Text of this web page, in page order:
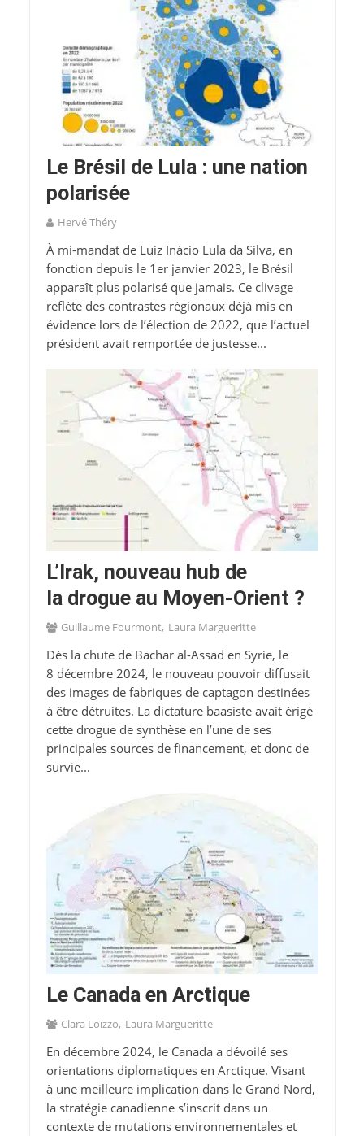
Le Brésil de Lula : une nation
polarisée
Hervé Théry
À mi-mandat de Luiz Inácio Lula da Silva, en
fonction depuis le 1er janvier 2023, le Brésil
apparaît plus polarisé que jamais. Ce clivage
reflète des contrastes régionaux déjà mis en
évidence lors de l’élection de 2022, que l’actuel
président avait remportée de justesse...
L’Irak, nouveau hub de
la drogue au Moyen-Orient ?
Guillaume Fourmont Laura Margueritte
Dès la chute de Bachar al-Assad en Syrie, le
8 décembre 2024, le nouveau pouvoir diffusait
des images de fabriques de captagon destinées
à être détruites. La dictature baasiste avait érigé
cette drogue de synthèse en l’une de ses
principales sources de financement, et donc de
survie...
Le Canada en Arctique
Clara Loïzzo Laura Margueritte
En décembre 2024, le Canada a dévoilé ses
orientations diplomatiques en Arctique. Visant
à une meilleure implication dans le Grand Nord,
la stratégie canadienne s’inscrit dans un
contexte de mutations environnementales et